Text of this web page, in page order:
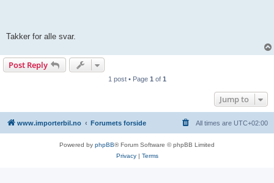
Takker for alle svar.
Post Reply
1 post • Page 1 of 1
Jump to
www.importerbil.no Forumets forside All times are UTC+02:00
Powered by phpBB® Forum Software © phpBB Limited
Privacy| Terms